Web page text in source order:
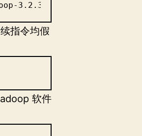
3.2.3/hadoop-3.2.3.tar.gz"
指令均假
软件